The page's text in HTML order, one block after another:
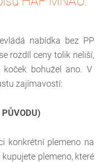
nabídka bez PP
rozdíl ceny tolik neliší,
bohužel ano. V
zajímavostí:
konkrétní plemeno na
plemeno, které